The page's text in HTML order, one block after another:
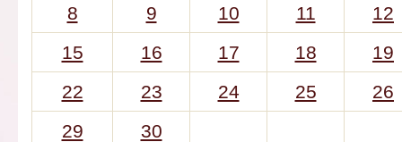
8
9 10 11
12
15
16 17 18
19
22
23 24 25
26
29
30